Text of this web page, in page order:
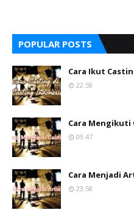
POPULAR POSTS
Cara Ikut
22.59
Cara Mengikuti
09.47
Cara Menjadi
23.58